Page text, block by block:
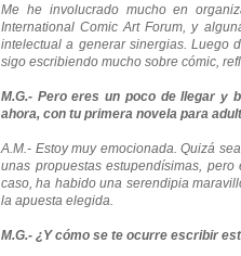
Me he involucrado mucho en
International Comic Art Forum, y
intelectual a generar sinergias. Luego
sigo escribiendo mucho sobre cómic,
M.G.- Pero eres un poco de llegar y
ahora, con tu primera novela para
A.M.- Estoy muy emocionada. Quizá
unas propuestas estupendísimas,
caso, ha habido una serendipia
la apuesta elegida.
M.G.- ¿Y cómo se te ocurre escribir